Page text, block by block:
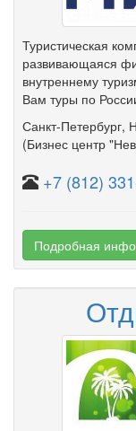
Туристическая
развивающаяся
внутреннему
Вам туры по
Санкт-Петербург,
(Бизнес центр
+7 (812)
Подробная